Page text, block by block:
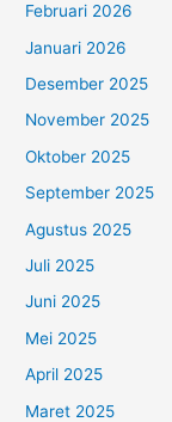
Februari 2026
Januari 2026
Desember 2025
November 2025
Oktober 2025
September 2025
Agustus 2025
Juli 2025
Juni 2025
Mei 2025
April 2025
Maret 2025